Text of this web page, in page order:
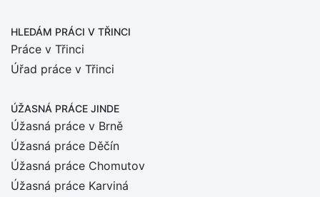
HLEDÁM PRÁCI V TŘINCI
Práce v Třinci
Úřad práce v Třinci
ÚŽASNÁ PRÁCE JINDE
Úžasná práce v Brně
Úžasná práce Děčín
Úžasná práce Chomutov
Úžasná práce Karviná